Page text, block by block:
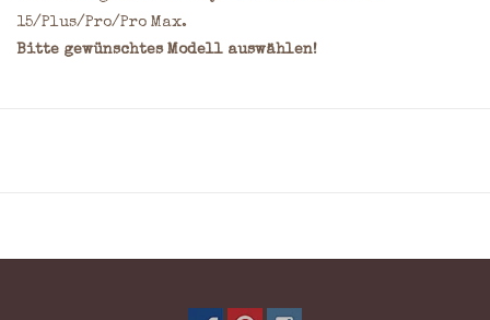
15/Plus/Pro/Pro Max.
Bitte gewünschtes Modell auswählen!